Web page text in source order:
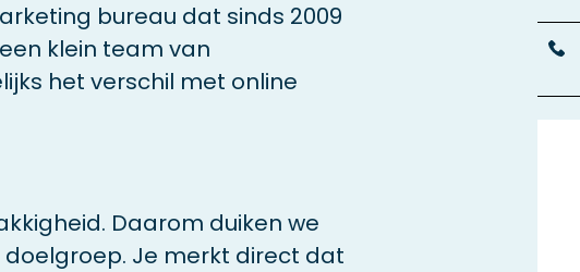
bureau dat sinds 2009
klein team van
het verschil met online
Daarom duiken we
Je merkt direct dat